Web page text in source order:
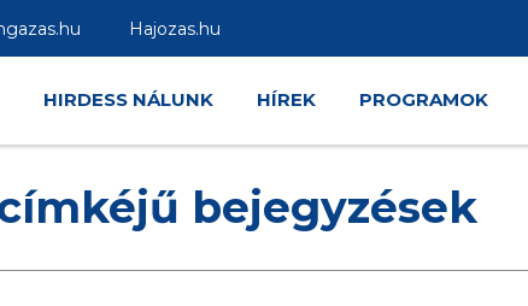
Hajozas.hu
HIRDESS NÁLUNK HÍREK PROGRAMOK
bejegyzések